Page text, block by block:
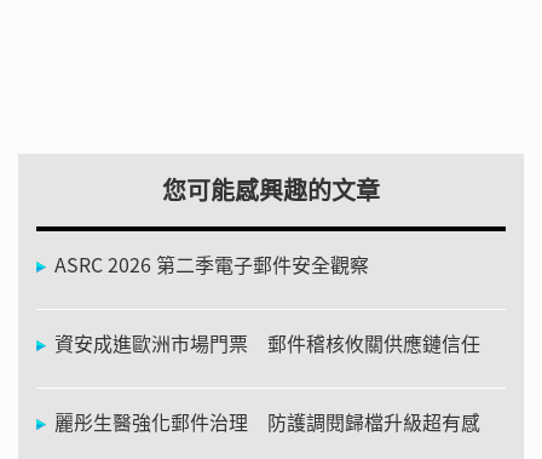
您可能感興趣的文章
ASRC 2026 第二季電子郵件安全觀察
資安成進歐洲市場門票 郵件稽核攸關供應鏈信任
麗彤生醫強化郵件治理 防護調閱歸檔升級超有感